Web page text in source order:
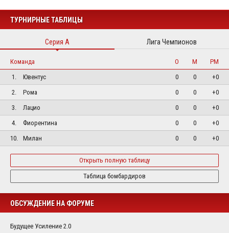
ТУРНИРНЫЕ ТАБЛИЦЫ
Серия А Лига Чемпионов
Команда О М
РМ
1.
Ювентус 0 0
+0
2.
Рома 0 0
+0
3.
Лацио 0 0
+0
4.
Фиорентина 0 0
+0
10.
Милан 0 0 +0
Открыть полную таблицу
Таблица бомбардиров
ОБСУЖДЕНИЕ НА ФОРУМЕ
Будущее Усиление 2.0